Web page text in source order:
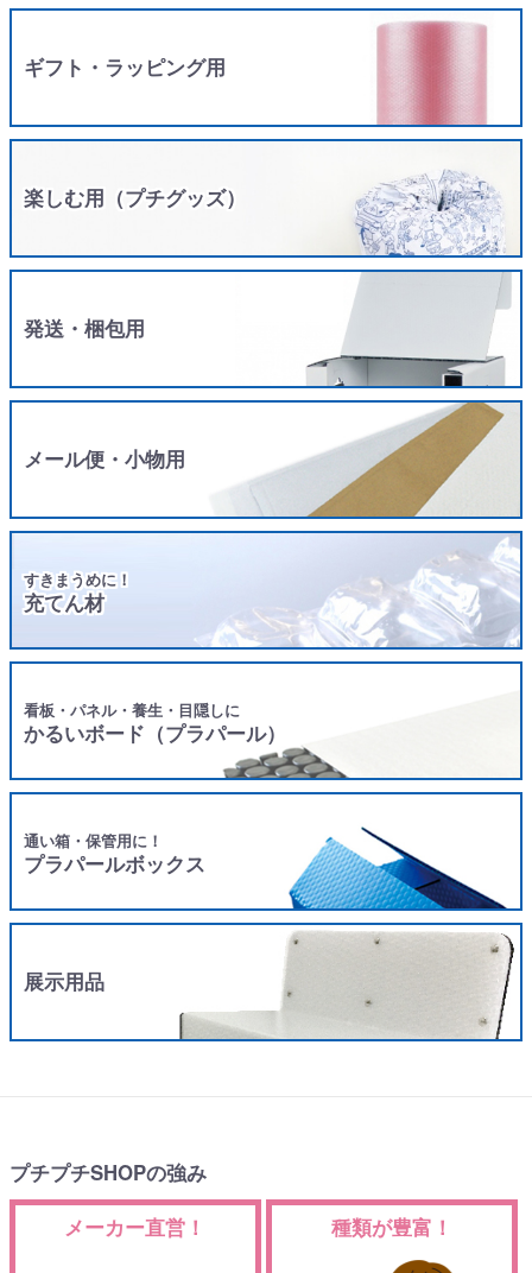
ギフト・ラッピング用
楽しむ用（プチグッズ）
発送・梱包用
メール便・小物用
すきまうめに！
充てん材
看板・パネル・養生・目隠しに
かるいボード（プラパール）
通い箱・保管用に！
プラパールボックス
展示用品
プチプチSHOPの強み
メーカー直営！
種類が豊富！